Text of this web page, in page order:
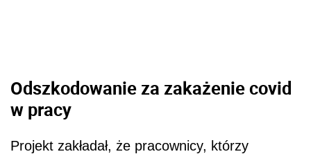
Odszkodowanie za zakażenie covid
w pracy
Projekt zakładał, że pracownicy, którzy